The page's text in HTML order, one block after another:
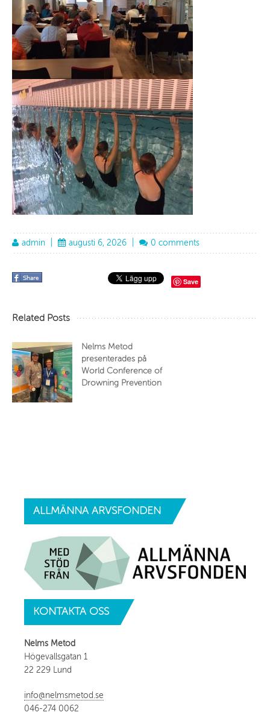
admin augusti 6, 2026 0 comments
Save
Related Posts
Nelms Metod
presenterades på
World Conference of
Drowning Prevention
ALLMÄNNA ARVSFONDEN
KONTAKTAOSS
Nelms Metod
Högevallsgatan 1
22 229 Lund
info@nelmsmetod.se
046-274 0062